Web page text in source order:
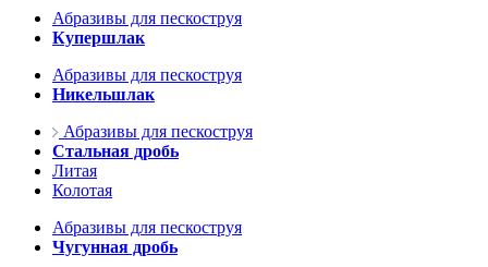
Абразивы для пескоструя
Купершлак
Абразивы для пескоструя
Никельшлак
Абразивы для пескоструя
Стальная дробь
Литая
Колотая
Абразивы для пескоструя
Чугунная дробь